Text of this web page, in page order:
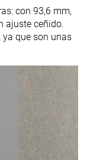
con 93,6 mm,
ajuste ceñido.
ya que son unas